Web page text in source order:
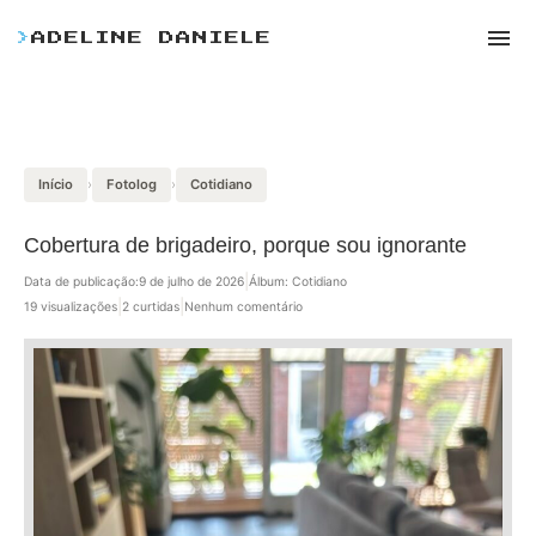
> ADELINE DANIELE
Início › Fotolog › Cotidiano
Cobertura de brigadeiro, porque sou ignorante
Data de publicação:9 de julho de 2026 Álbum: Cotidiano
19 visualizações 2 curtidas Nenhum comentário